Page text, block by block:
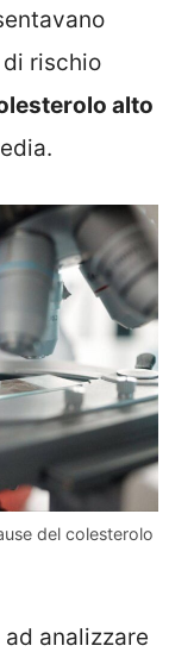
rischio
alto
del colesterolo
analizzare